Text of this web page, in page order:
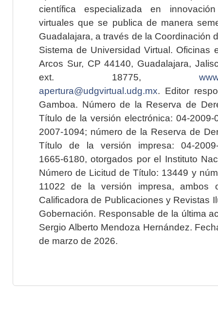
científica especializada en
virtuales que se publica de manera
Guadalajara, a través de la Coordinación
Sistema de Universidad Virtual. Oficinas
Arcos Sur, CP 44140, Guadalajara,
ext. 18775,
apertura@udgvirtual.udg.mx. Editor
Gamboa. Número de la Reserva de
Título de la versión electrónica: 04-2009-
2007-1094; número de la Reserva de
Título de la versión impresa: 04-2009-
1665-6180, otorgados por el Instituto
Número de Licitud de Título: 13449 y
11022 de la versión impresa, ambos
Calificadora de Publicaciones y Revistas
Gobernación. Responsable de la última
Sergio Alberto Mendoza Hernández.
de marzo de 2026.